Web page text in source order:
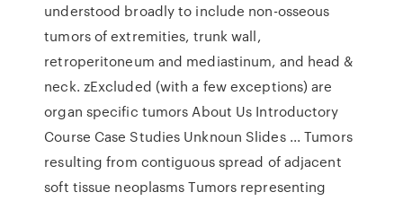
understood broadly to include non-osseous
tumors of extremities, trunk wall,
retroperitoneum and mediastinum, and head &
neck. zExcluded (with a few exceptions) are
organ specific tumors About Us Introductory
Course Case Studies Unknoun Slides ... Tumors
resulting from contiguous spread of adjacent
soft tissue neoplasms Tumors representing